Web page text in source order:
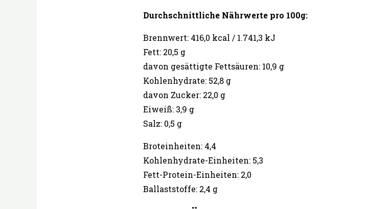
Durchschnittliche Nährwerte pro 100g:
Brennwert: 416,0 kcal / 1.741,3 kJ
Fett: 20,5 g
davon gesättigte Fettsäuren: 10,9 g
Kohlenhydrate: 52,8 g
davon Zucker: 22,0 g
Eiweiß: 3,9 g
Salz: 0,5 g
Broteinheiten: 4,4
Kohlenhydrate-Einheiten: 5,3
Fett-Protein-Einheiten: 2,0
Ballaststoffe: 2,4 g